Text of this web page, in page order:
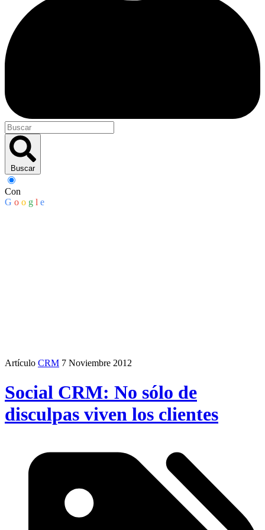
Buscar
Con
G o o g l e
Artículo CRM 7 Noviembre 2012
Social CRM: No sólo de
disculpas viven los clientes